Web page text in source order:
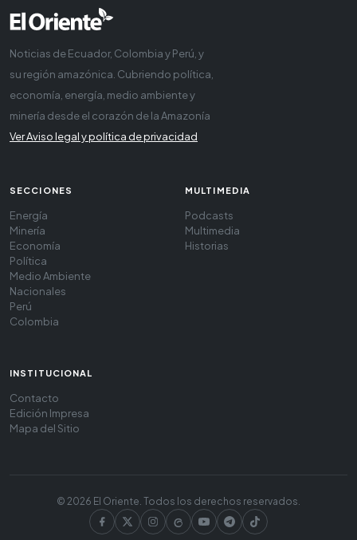
Noticias de Ecuador, Colombia y Perú, y
su región amazónica. Cubriendo política,
economía, energía, medio ambiente y
minería desde el corazón de la Amazonía
Ver Aviso legal y política de privacidad
SECCIONES
Energía
Minería
Economía
Política
Medio Ambiente
Nacionales
Perú
Colombia
MULTIMEDIA
Podcasts
Multimedia
Historias
INSTITUCIONAL
Contacto
Edición Impresa
Mapa del Sitio
© 2026 El Oriente. Todos los derechos reservados.